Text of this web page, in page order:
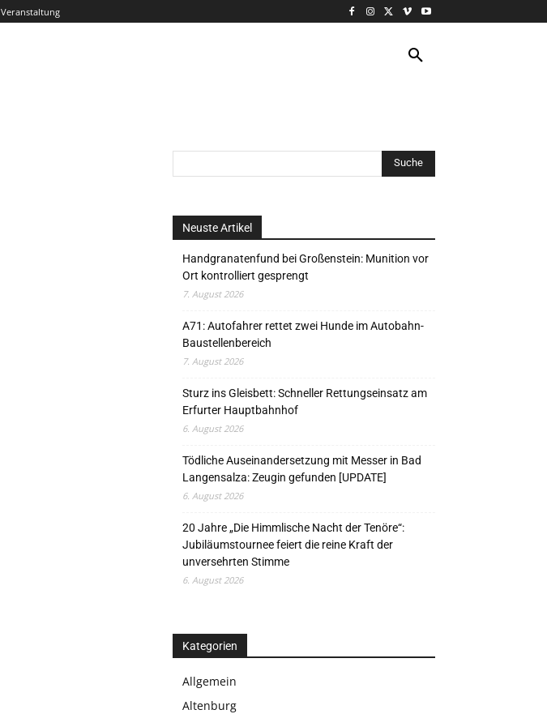
Veranstaltung
Neuste Artikel
Handgranatenfund bei Großenstein: Munition vor
Ort kontrolliert gesprengt
7. August 2026
A71: Autofahrer rettet zwei Hunde im Autobahn-
Baustellenbereich
7. August 2026
Sturz ins Gleisbett: Schneller Rettungseinsatz am
Erfurter Hauptbahnhof
6. August 2026
Tödliche Auseinandersetzung mit Messer in Bad
Langensalza: Zeugin gefunden [UPDATE]
6. August 2026
20 Jahre „Die Himmlische Nacht der Tenöre“:
Jubiläumstournee feiert die reine Kraft der
unversehrten Stimme
6. August 2026
Kategorien
Allgemein
Altenburg